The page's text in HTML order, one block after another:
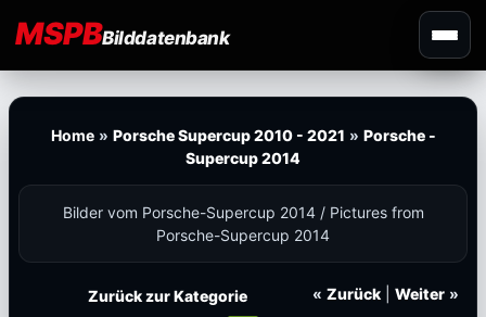
MSPBBilddatenbank
Home » Porsche Supercup 2010 - 2021 » Porsche -
Supercup 2014
Bilder vom Porsche-Supercup 2014 / Pictures from
Porsche-Supercup 2014
« Zurück Weiter »
Zurück zur Kategorie